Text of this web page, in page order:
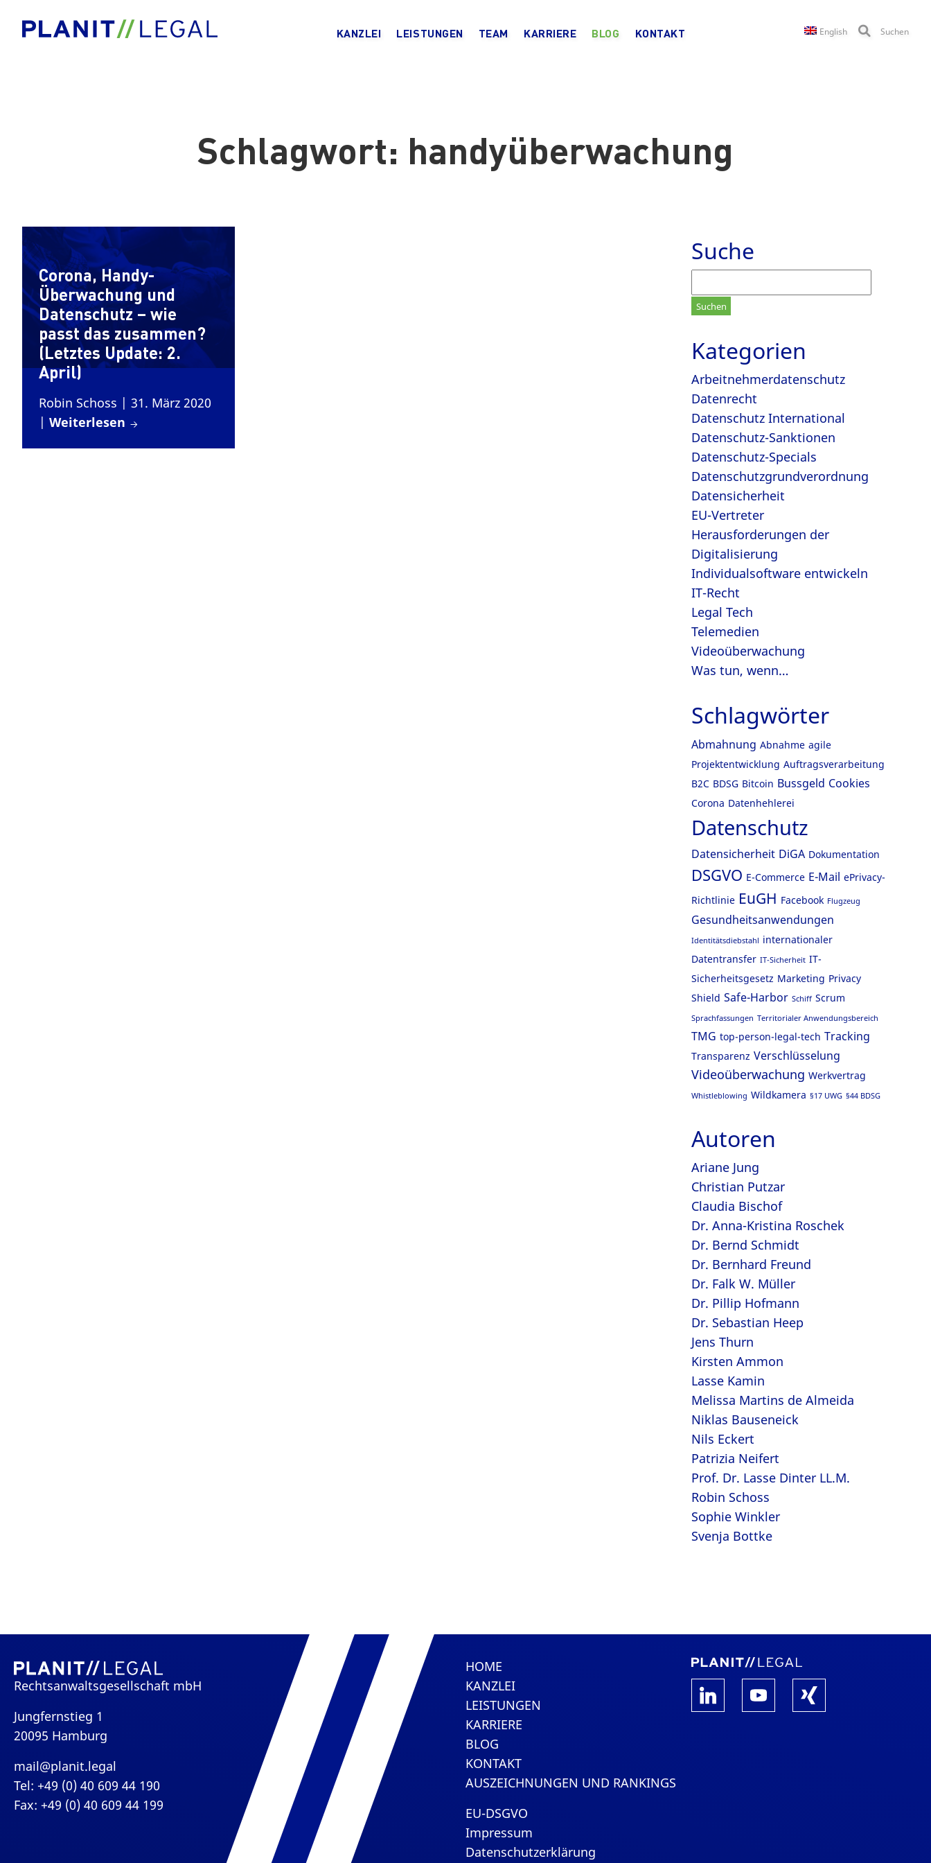
KANZLEI LEISTUNGEN TEAM KARRIERE BLOG KONTAKT English Suchen
Schlagwort: handyüberwachung
Corona, Handy-
Überwachung und
Datenschutz – wie
passt das zusammen?
(Letztes Update: 2.
April)
Robin Schoss | 31. März 2020
| Weiterlesen
Suche
nach:
Kategorien
Arbeitnehmerdatenschutz
Datenrecht
Datenschutz International
Datenschutz-Sanktionen
Datenschutz-Specials
Datenschutzgrundverordnung
Datensicherheit
EU-Vertreter
Herausforderungen der
Digitalisierung
Individualsoftware entwickeln
IT-Recht
Legal Tech
Telemedien
Videoüberwachung
Was tun, wenn…
Schlagwörter
Abmahnung Abnahme agile
Projektentwicklung Auftragsverarbeitung
B2C BDSG Bitcoin Bussgeld Cookies
Corona Datenhehlerei
Datenschutz
Datensicherheit DiGA Dokumentation
DSGVO E-Commerce E-Mail ePrivacy-
Richtlinie EuGH Facebook Flugzeug
Gesundheitsanwendungen
Identitätsdiebstahl internationaler
Datentransfer IT-Sicherheit IT-
Sicherheitsgesetz Marketing Privacy
Shield Safe-Harbor Schiff Scrum
Sprachfassungen Territorialer Anwendungsbereich
TMG top-person-legal-tech Tracking
Transparenz Verschlüsselung
Videoüberwachung Werkvertrag
Whistleblowing Wildkamera §17 UWG §44 BDSG
Autoren
Ariane Jung
Christian Putzar
Claudia Bischof
Dr. Anna-Kristina Roschek
Dr. Bernd Schmidt
Dr. Bernhard Freund
Dr. Falk W. Müller
Dr. Pillip Hofmann
Dr. Sebastian Heep
Jens Thurn
Kirsten Ammon
Lasse Kamin
Melissa Martins de Almeida
Niklas Bauseneick
Nils Eckert
Patrizia Neifert
Prof. Dr. Lasse Dinter LL.M.
Robin Schoss
Sophie Winkler
Svenja Bottke
Rechtsanwaltsgesellschaft mbH
Jungfernstieg 1
20095 Hamburg
mail@planit.legal
Tel: +49 (0) 40 609 44 190
Fax: +49 (0) 40 609 44 199
HOME
KANZLEI
LEISTUNGEN
KARRIERE
BLOG
KONTAKT
AUSZEICHNUNGEN UND RANKINGS
EU-DSGVO
Impressum
Datenschutzerklärung